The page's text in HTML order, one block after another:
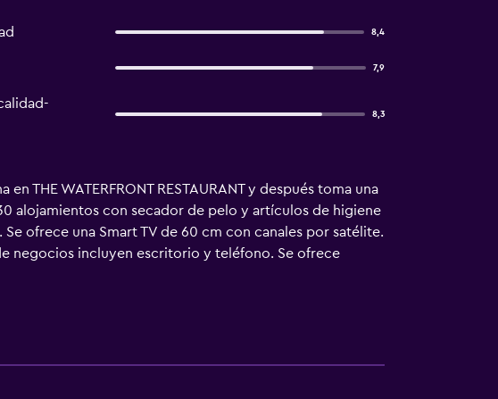
8,4
7,9
8,3
THE WATERFRONT RESTAURANT y después toma una
alojamientos con secador de pelo y artículos de higiene
ofrece una Smart TV de 60 cm con canales por satélite.
negocios incluyen escritorio y teléfono. Se ofrece
que se indican más abajo en las